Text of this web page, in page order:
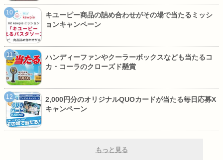
キユーピー商品の詰め合わせがその場で当たるミッシ
ョンキャンペーン
ハンディーファンやクーラーボックスなども当たるコ
カ・コーラのクローズド懸賞
2,000円分のオリジナルQUOカードが当たる毎日応募X
キャンペーン
もっと見る